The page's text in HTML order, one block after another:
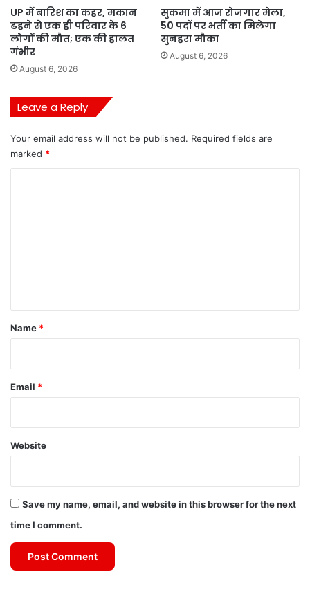
UP में बारिश का कहर, मकान
ढहने से एक ही परिवार के 6
लोगों की मौत; एक की हालत
गंभीर
August 6, 2026
सुकमा में आज रोजगार मेला,
50 पदों पर भर्ती का मिलेगा
सुनहरा मौका
August 6, 2026
Leave a Reply
Your email address will not be published. Required fields are
marked *
*
Name *
Email *
Website
Save my name, email, and website in this browser for the next
time I comment.